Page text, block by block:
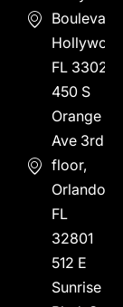
Boulevard,
FL 33021
450 S
Orange
Ave 3rd
floor,
Orlando,
FL
32801
512 E
Sunrise